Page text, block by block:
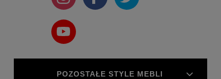
POZOSTAŁE STYLE MEBLI